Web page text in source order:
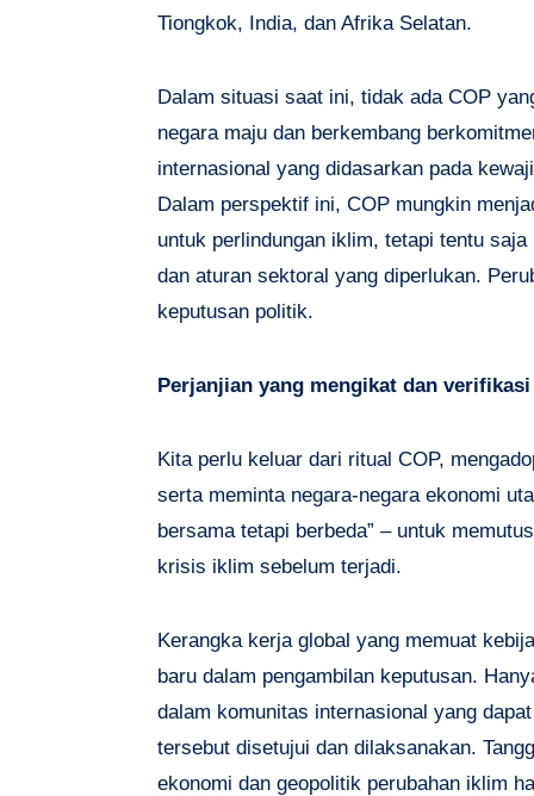
Tiongkok, India, dan Afrika Selatan.
Dalam situasi saat ini, tidak ada COP
negara maju dan berkembang
internasional yang didasarkan pada
Dalam perspektif ini, COP mungkin
untuk perlindungan iklim, tetapi tentu
dan aturan sektoral yang diperlukan.
keputusan politik.
Perjanjian yang mengikat dan verifikasi
Kita perlu keluar dari ritual COP,
serta meminta negara-negara ekonomi
bersama tetapi berbeda” – untuk
krisis iklim sebelum terjadi.
Kerangka kerja global yang memuat
baru dalam pengambilan keputusan.
dalam komunitas internasional yang
tersebut disetujui dan dilaksanakan.
ekonomi dan geopolitik perubahan iklim